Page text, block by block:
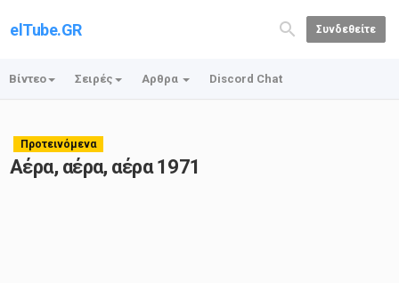
elTube.GR Συνδεθείτε
Βίντεο Σειρές Αρθρα Discord Chat
Προτεινόμενα
Αέρα, αέρα, αέρα 1971